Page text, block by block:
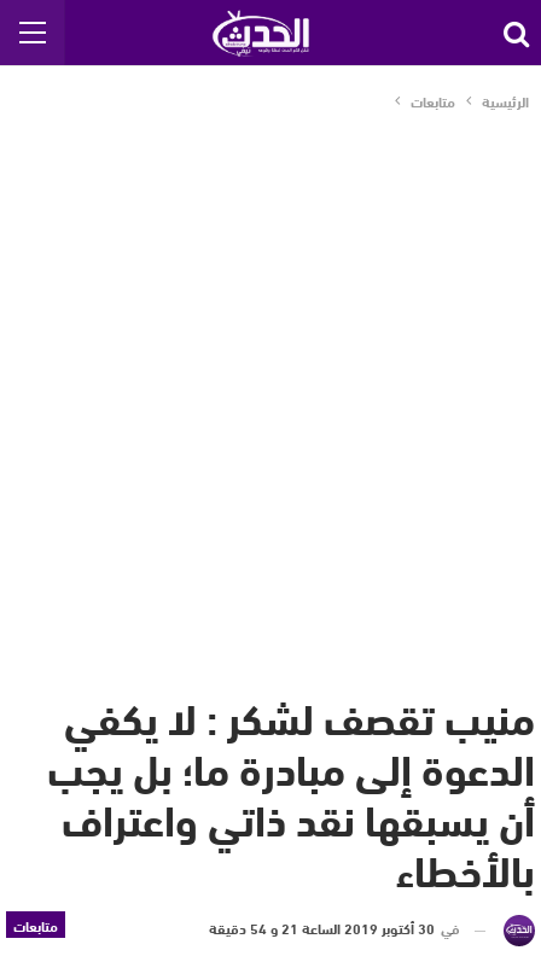
الرئيسية متابعات
منيب تقصف لشكر : لا يكفي
الدعوة إلى مبادرة ما؛ بل يجب
أن يسبقها نقد ذاتي واعتراف
بالأخطاء
متابعات في 30 أكتوبر 2019 الساعة 21 و 54 دقيقة